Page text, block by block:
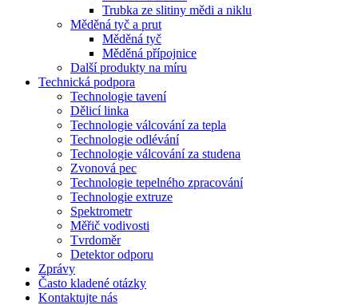
Trubka ze slitiny mědi a niklu
Měděná tyč a prut
Měděná tyč
Měděná přípojnice
Další produkty na míru
Technická podpora
Technologie tavení
Dělicí linka
Technologie válcování za tepla
Technologie odlévání
Technologie válcování za studena
Zvonová pec
Technologie tepelného zpracování
Technologie extruze
Spektrometr
Měřič vodivosti
Tvrdoměr
Detektor odporu
Zprávy
Často kladené otázky
Kontaktujte nás